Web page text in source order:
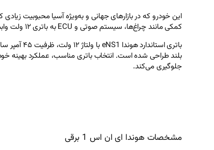
این خودرو که در بازارهای جهانی و به‌ویژه آسیا محبوبیت
کمکی مانند چراغ‌ها، سیستم صوتی و ECU به باتری ۱۲ ولت وابسته است.
بلند طراحی شده است. انتخاب باتری مناسب، عملکرد بهینه
جلوگیری می‌کند.
مشخصات هوندا ای ان اس 1 برقی